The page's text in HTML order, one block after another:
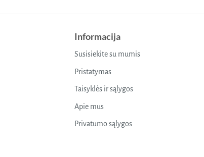
Informacija
Susisiekite su mumis
Pristatymas
Taisyklės ir sąlygos
Apie mus
Privatumo sąlygos